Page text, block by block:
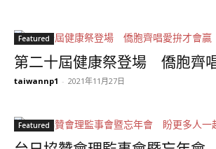
Featured
第二十屆健康祭登場 僑胞齊
taiwannp1 - 2021年11月27日
Featured